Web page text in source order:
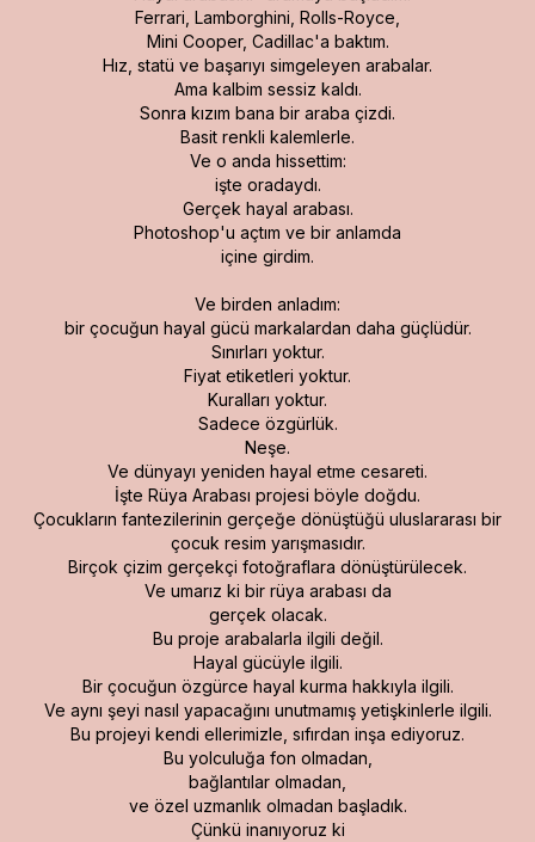
Ferrari, Lamborghini, Rolls-Royce,
Mini Cooper, Cadillac'a baktım.
Hız, statü ve başarıyı simgeleyen arabalar.
Ama kalbim sessiz kaldı.
Sonra kızım bana bir araba çizdi.
Basit renkli kalemlerle.
Ve o anda hissettim:
işte oradaydı.
Gerçek hayal arabası.
Photoshop'u açtım ve bir anlamda
içine girdim.
Ve birden anladım:
bir çocuğun hayal gücü markalardan daha güçlüdür.
Sınırları yoktur.
Fiyat etiketleri yoktur.
Kuralları yoktur.
Sadece özgürlük.
Neşe.
Ve dünyayı yeniden hayal etme cesareti.
İşte Rüya Arabası projesi böyle doğdu.
Çocukların fantezilerinin gerçeğe dönüştüğü uluslararası bir
çocuk resim yarışmasıdır.
Birçok çizim gerçekçi fotoğraflara dönüştürülecek.
Ve umarız ki bir rüya arabası da
gerçek olacak.
Bu proje arabalarla ilgili değil.
Hayal gücüyle ilgili.
Bir çocuğun özgürce hayal kurma hakkıyla ilgili.
Ve aynı şeyi nasıl yapacağını unutmamış yetişkinlerle ilgili.
Bu projeyi kendi ellerimizle, sıfırdan inşa ediyoruz.
Bu yolculuğa fon olmadan,
bağlantılar olmadan,
ve özel uzmanlık olmadan başladık.
Çünkü inanıyoruz ki